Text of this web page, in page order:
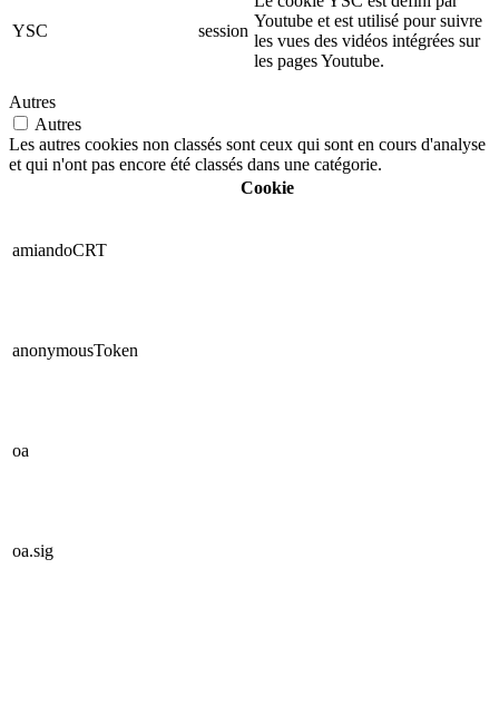
YSC session
Youtube et est utilisé pour suivre
les vues des vidéos intégrées sur
les pages Youtube.
Autres
Autres
Les autres cookies non classés sont ceux qui sont en cours d'analyse
et qui n'ont pas encore été classés dans une catégorie.
Cookie
amiandoCRT
anonymousToken
oa
oa.sig